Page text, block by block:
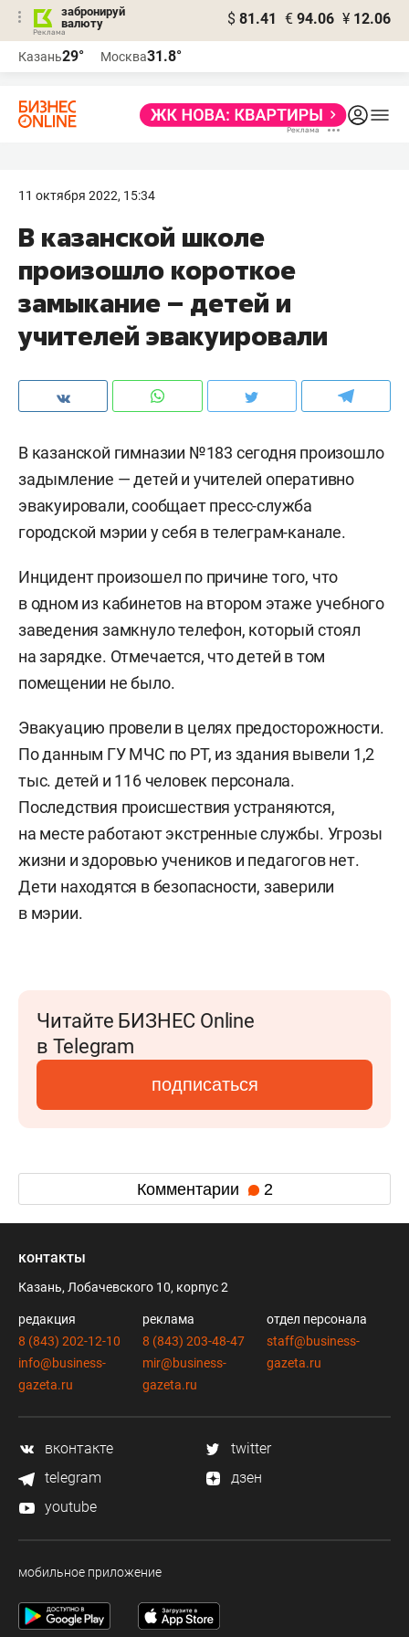
забронируй
валюту
$ 81.41 € 94.06 ¥ 12.06
Казань29° Москва31.8°
11 октября 2022, 15:34
В казанской школе
произошло короткое
замыкание – детей и
учителей эвакуировали
В казанской гимназии №183 сегодня произошло
задымление — детей и учителей оперативно
эвакуировали, сообщает пресс-служба
городской мэрии у себя в телеграм-канале.
Инцидент произошел по причине того, что
в одном из кабинетов на втором этаже учебного
заведения замкнуло телефон, который стоял
на зарядке. Отмечается, что детей в том
помещении не было.
Эвакуацию провели в целях предосторожности.
По данным ГУ МЧС по РТ, из здания вывели 1,2
тыс. детей и 116 человек персонала.
Последствия происшествия устраняются,
на месте работают экстренные службы. Угрозы
жизни и здоровью учеников и педагогов нет.
Дети находятся в безопасности, заверили
в мэрии.
Читайте БИЗНЕС Online
в Telegram
подписаться
Комментарии 2
контакты
Казань, Лобачевского 10, корпус 2
редакция
8 (843) 202-12-10
info@business-
gazeta.ru
реклама
8 (843) 203-48-47
mir@business-
gazeta.ru
отдел персонала
staff@business-
gazeta.ru
вконтакте
twitter
telegram
дзен
youtube
мобильное приложение